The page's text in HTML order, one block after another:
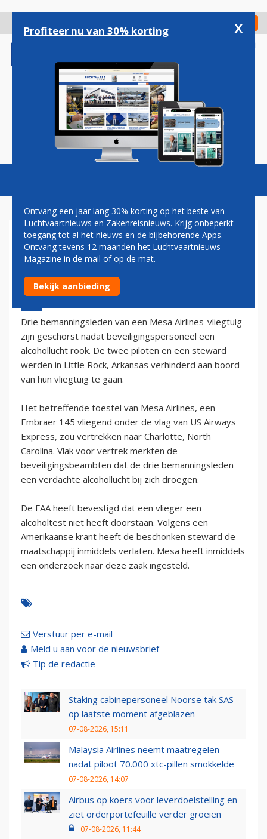
gaan
Check in
Magazine Podcasts Vacatures
DRONKEN CREW BLIJFT AAN
DE GROND
14 augustus 2002 - 2:00
Drie bemanningsleden van een Mesa Airlines-vliegtuig
zijn geschorst nadat beveiligingspersoneel een
alcohollucht rook. De twee piloten en een steward
werden in Little Rock, Arkansas verhinderd aan boord
van hun vliegtuig te gaan.
Het betreffende toestel van Mesa Airlines, een
Embraer 145 vliegend onder de vlag van US Airways
Express, zou vertrekken naar Charlotte, North
Carolina. Vlak voor vertrek merkten de
beveiligingsbeambten dat de drie bemanningsleden
een verdachte alcohollucht bij zich droegen.
De FAA heeft bevestigd dat een vlieger een
alcoholtest niet heeft doorstaan. Volgens een
Amerikaanse krant heeft de beschonken steward de
maatschappij inmiddels verlaten. Mesa heeft inmiddels
een onderzoek naar deze zaak ingesteld.
Verstuur per e-mail
Meld u aan voor de nieuwsbrief
Tip de redactie
Staking cabinepersoneel Noorse tak SAS
op laatste moment afgeblazen
07-08-2026, 15:11
Malaysia Airlines neemt maatregelen
nadat piloot 70.000 xtc-pillen smokkelde
07-08-2026, 14:07
Airbus op koers voor leverdoelstelling en
ziet orderportefeuille verder groeien
07-08-2026, 11:44
Profiteer nu van 30% korting x
Ontvang een jaar lang 30% korting op het beste van
Luchtvaartnieuws en Zakenreisnieuws. Krijg onbeperkt
toegang tot al het nieuws en de bijbehorende Apps.
Ontvang tevens 12 maanden het Luchtvaartnieuws
Magazine in de mail of op de mat.
Bekijk aanbieding